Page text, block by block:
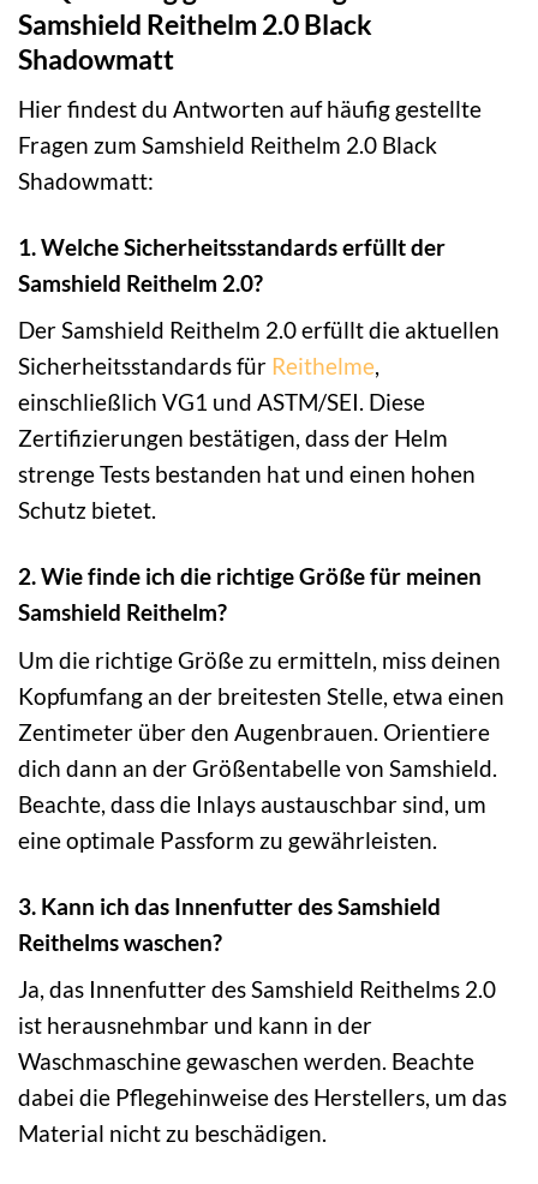
Samshield Reithelm 2.0 Black
Shadowmatt
Hier findest du Antworten auf häufig gestellte
Fragen zum Samshield Reithelm 2.0 Black
Shadowmatt:
1. Welche Sicherheitsstandards erfüllt der
Samshield Reithelm 2.0?
Der Samshield Reithelm 2.0 erfüllt die aktuellen
Sicherheitsstandards für Reithelme,
einschließlich VG1 und ASTM/SEI. Diese
Zertifizierungen bestätigen, dass der Helm
strenge Tests bestanden hat und einen hohen
Schutz bietet.
2. Wie finde ich die richtige Größe für meinen
Samshield Reithelm?
Um die richtige Größe zu ermitteln, miss deinen
Kopfumfang an der breitesten Stelle, etwa einen
Zentimeter über den Augenbrauen. Orientiere
dich dann an der Größentabelle von Samshield.
Beachte, dass die Inlays austauschbar sind, um
eine optimale Passform zu gewährleisten.
3. Kann ich das Innenfutter des Samshield
Reithelms waschen?
Ja, das Innenfutter des Samshield Reithelms 2.0
ist herausnehmbar und kann in der
Waschmaschine gewaschen werden. Beachte
dabei die Pflegehinweise des Herstellers, um das
Material nicht zu beschädigen.